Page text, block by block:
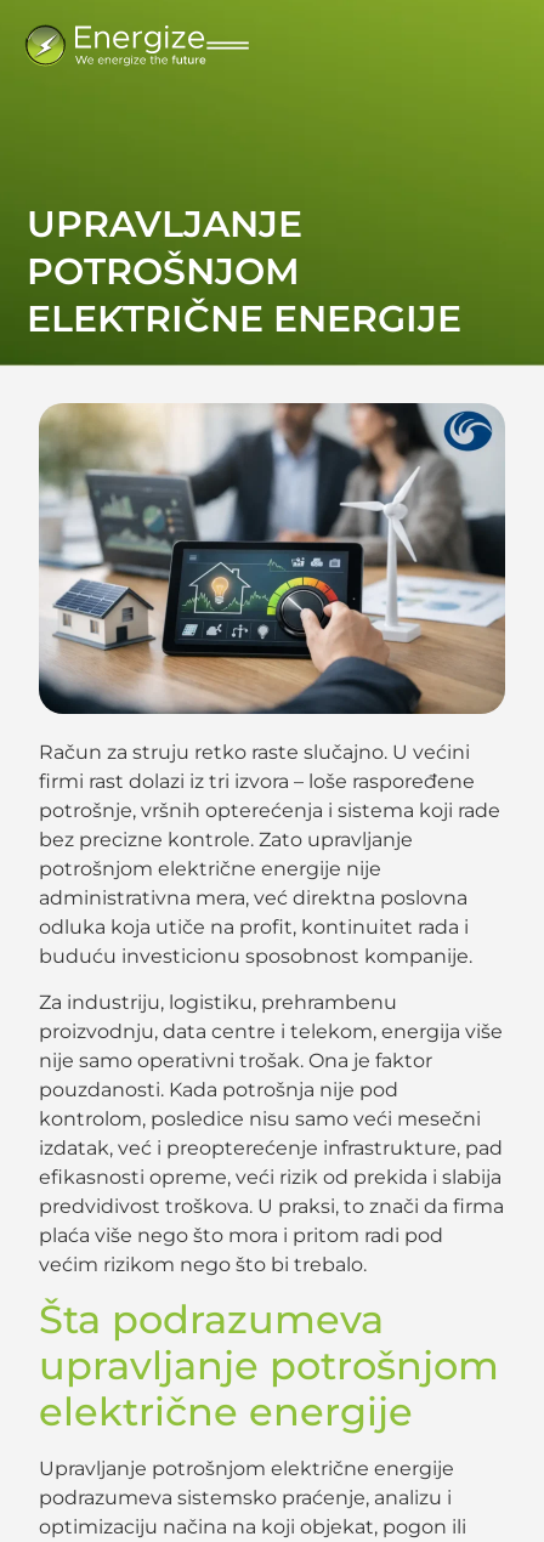
UPRAVLJANJE
POTROŠNJOM
ELEKTRIČNE ENERGIJE
Račun za struju retko raste slučajno. U većini
firmi rast dolazi iz tri izvora – loše raspoređene
potrošnje, vršnih opterećenja i sistema koji rade
bez precizne kontrole. Zato upravljanje
potrošnjom električne energije nije
administrativna mera, već direktna poslovna
odluka koja utiče na profit, kontinuitet rada i
buduću investicionu sposobnost kompanije.
Za industriju, logistiku, prehrambenu
proizvodnju, data centre i telekom, energija više
nije samo operativni trošak. Ona je faktor
pouzdanosti. Kada potrošnja nije pod
kontrolom, posledice nisu samo veći mesečni
izdatak, već i preopterećenje infrastrukture, pad
efikasnosti opreme, veći rizik od prekida i slabija
predvidivost troškova. U praksi, to znači da firma
plaća više nego što mora i pritom radi pod
većim rizikom nego što bi trebalo.
Šta podrazumeva
upravljanje potrošnjom
električne energije
Upravljanje potrošnjom električne energije
podrazumeva sistemsko praćenje, analizu i
optimizaciju načina na koji objekat, pogon ili